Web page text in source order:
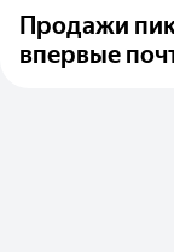
Продажи
впервые